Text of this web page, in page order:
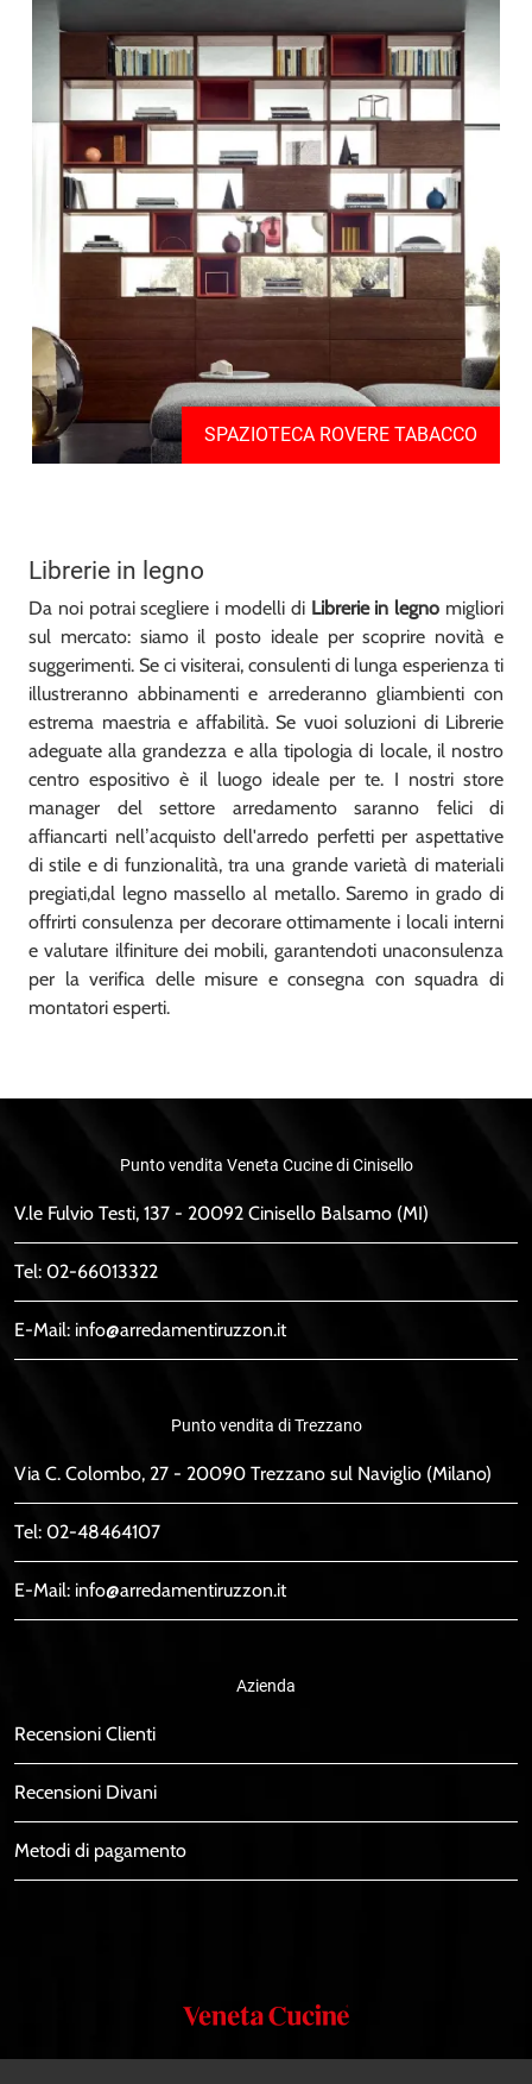
SPAZIOTECA ROVERE TABACCO
Librerie in legno
Da noi potrai scegliere i modelli di Librerie in legno migliori
sul mercato: siamo il posto ideale per scoprire novità e
suggerimenti. Se ci visiterai, consulenti di lunga esperienza ti
illustreranno abbinamenti e arrederanno gliambienti con
estrema maestria e affabilità. Se vuoi soluzioni di Librerie
adeguate alla grandezza e alla tipologia di locale, il nostro
centro espositivo è il luogo ideale per te. I nostri store
manager del settore arredamento saranno felici di
affiancarti nell’acquisto dell'arredo perfetti per aspettative
di stile e di funzionalità, tra una grande varietà di materiali
pregiati,dal legno massello al metallo. Saremo in grado di
offrirti consulenza per decorare ottimamente i locali interni
e valutare ilfiniture dei mobili, garantendoti unaconsulenza
per la verifica delle misure e consegna con squadra di
montatori esperti.
Punto vendita Veneta Cucine di Cinisello
V.le Fulvio Testi, 137 - 20092 Cinisello Balsamo (MI)
Tel: 02-66013322
E-Mail: info@arredamentiruzzon.it
Punto vendita di Trezzano
Via C. Colombo, 27 - 20090 Trezzano sul Naviglio (Milano)
Tel: 02-48464107
E-Mail: info@arredamentiruzzon.it
Azienda
Recensioni Clienti
Recensioni Divani
Metodi di pagamento
Veneta